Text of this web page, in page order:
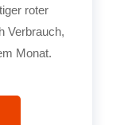
roter
Verbrauch,
Monat.